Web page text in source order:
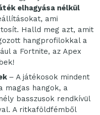
elhagyása nélkül
ami
Halld meg azt, amit
hangprofilokkal a
a Fortnite, az Apex
– A játékosok mindent
magas hangok, a
basszusok rendkívül
A ritkaföldfémből